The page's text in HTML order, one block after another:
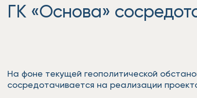
ГК «Основа»
На фоне текущей геополитической
сосредотачивается на реализации